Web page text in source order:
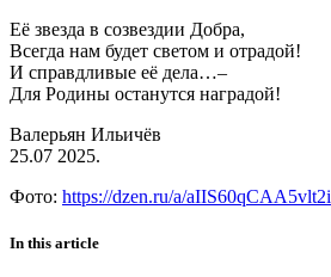
Её звезда в созвездии Добра,
Всегда нам будет светом и отрадой!
И справдливые её дела…–
Для Родины останутся наградой!
Валерьян Ильичёв
25.07 2025.
Фото: https://dzen.ru/a/aIIS60qCAA5vlt2i
In this article